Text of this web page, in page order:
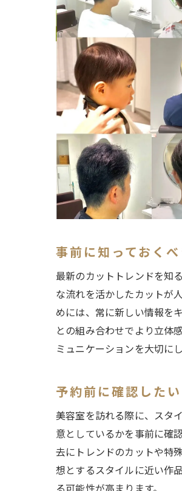
事前に知っておく
最新のカットトレンドを知
な流れを活かしたカットが
めには、常に新しい情報を
との組み合わせでより立体
ミュニケーションを大切に
予約前に確認した
美容室を訪れる際に、スタ
意としているかを事前に確
去にトレンドのカットや特
想とするスタイルに近い作